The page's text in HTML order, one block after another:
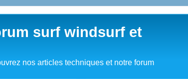
surf windsurf et
nos articles techniques et notre forum